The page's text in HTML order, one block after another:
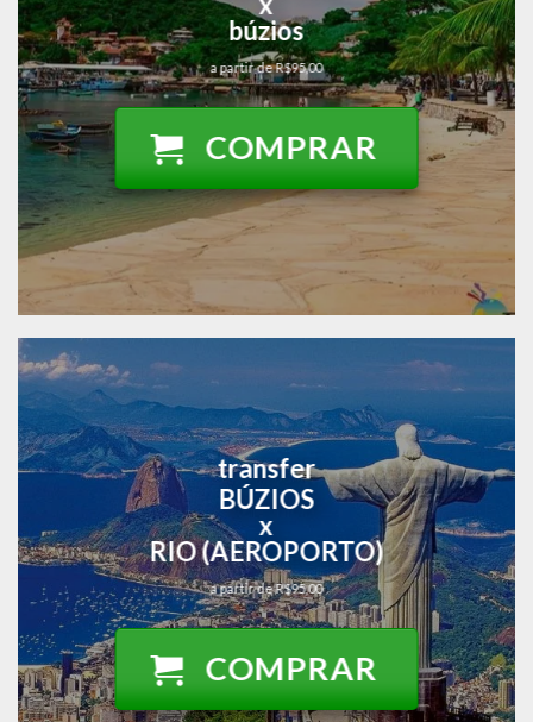
búzios
a partir de R$95,00
COMPRAR
transfer
BÚZIOS
x
RIO (AEROPORTO)
a partir de R$95,00
COMPRAR